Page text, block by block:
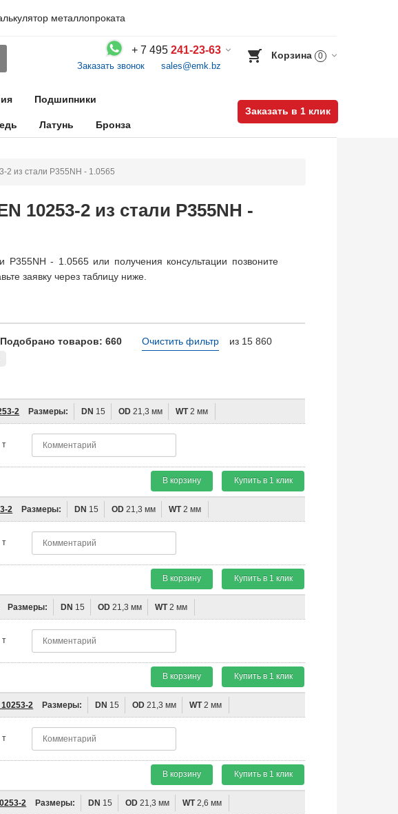
металлопроката
+ 7 495 241-23-63
Заказать звонок sales@emk.bz
Корзина 0
Подшипники
Латунь Бронза
Заказать в 1 клик
2 из стали P355NH - 1.0565
10253-2 из стали P355NH -
- 1.0565 или получения консультации позвоните
заявку через таблицу ниже.
Подобрано товаров: 660 из 15 860
Очистить фильтр
2 Размеры: DN 15 OD 21,3 мм WT2 мм
т
В корзину Купить в 1 клик
2 Размеры: DN 15 OD 21,3 мм WT2 мм
т
В корзину Купить в 1 клик
Размеры: DN 15 OD 21,3 мм WT2 мм
т
В корзину Купить в 1 клик
2 Размеры: DN 15 OD 21,3 мм WT2 мм
т
В корзину Купить в 1 клик
2 Размеры: DN 15 OD 21,3 мм WT2,6 мм